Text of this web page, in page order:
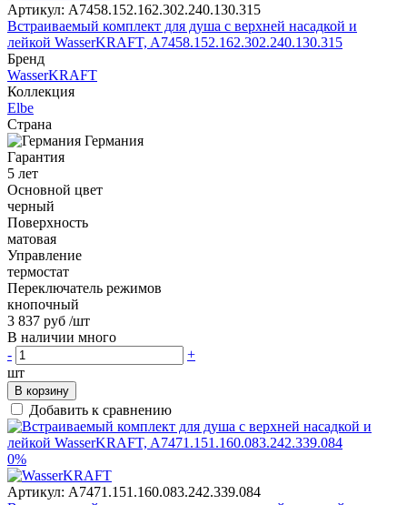
Артикул: A7458.152.162.302.240.130.315
Встраиваемый комплект для душа с верхней насадкой и
лейкой WasserKRAFT, A7458.152.162.302.240.130.315
Бренд
WasserKRAFT
Коллекция
Elbe
Страна
Германия
Гарантия
5 лет
Основной цвет
черный
Поверхность
матовая
Управление
термостат
Переключатель режимов
кнопочный
3 837 руб /шт
В наличии много
-
+
шт
В корзину
Добавить к сравнению
0%
Артикул: A7471.151.160.083.242.339.084